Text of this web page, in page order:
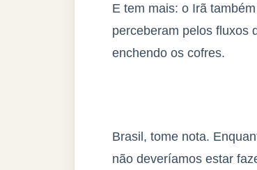
E tem mais: o Irã
perceberam pelos fluxos
enchendo os cofres.
Brasil, tome nota.
não deveríamos estar